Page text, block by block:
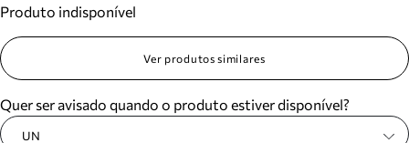
Meus pedidos
Acompanhe seus pedidos e solicite devoluções.
Produto indisponível
Ver produtos similares
Quer ser avisado quando o produto estiver disponível?
UN